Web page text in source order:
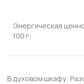
Энергическая
100 г:
В духовом шкафу: